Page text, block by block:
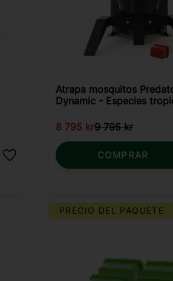
Añadir a favoritos
Atrapa mosquitos
Dynamic - Especies
8 795 kr9 795kr
COMPRAR
PRECIO DEL PAQUETE